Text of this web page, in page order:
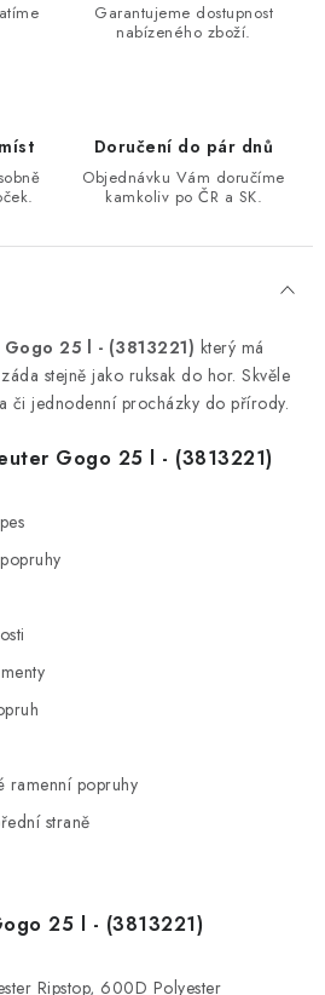
Garantujeme dostupnost
nabízeného zboží.
Doručení do pár dnů
Objednávku Vám doručíme
kamkoliv po ČR a SK.
25 l - (3813221) který má
stejně jako ruksak do hor. Skvěle
či jednodenní procházky do přírody.
Gogo 25 l - (3813221)
ramenní popruhy
straně
25 l - (3813221)
Ripstop, 600D Polyester